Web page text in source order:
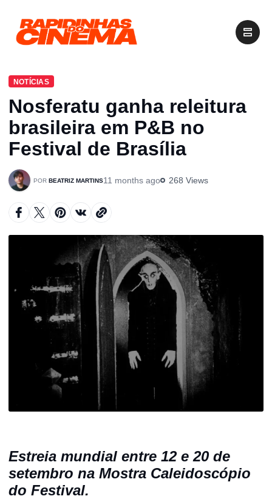
Nosferatu ganha releitura
brasileira em P&B no
Festival de Brasília
BEATRIZ MARTINS
NOTÍCIAS
11 months ago 268 Views
Estreia mundial entre 12 e 20 de
setembro na Mostra Caleidoscópio
do Festival.